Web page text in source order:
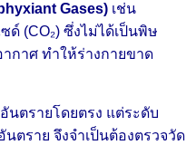
Gases)เช่น
ด์ (CO₂) ซึ่งไม่ได้เป็นพิษ
กาศ ทำให้ร่างกายขาด
ตรายโดยตรง แต่ระดับ
ตราย จึงจำเป็นต้องตรวจวัด